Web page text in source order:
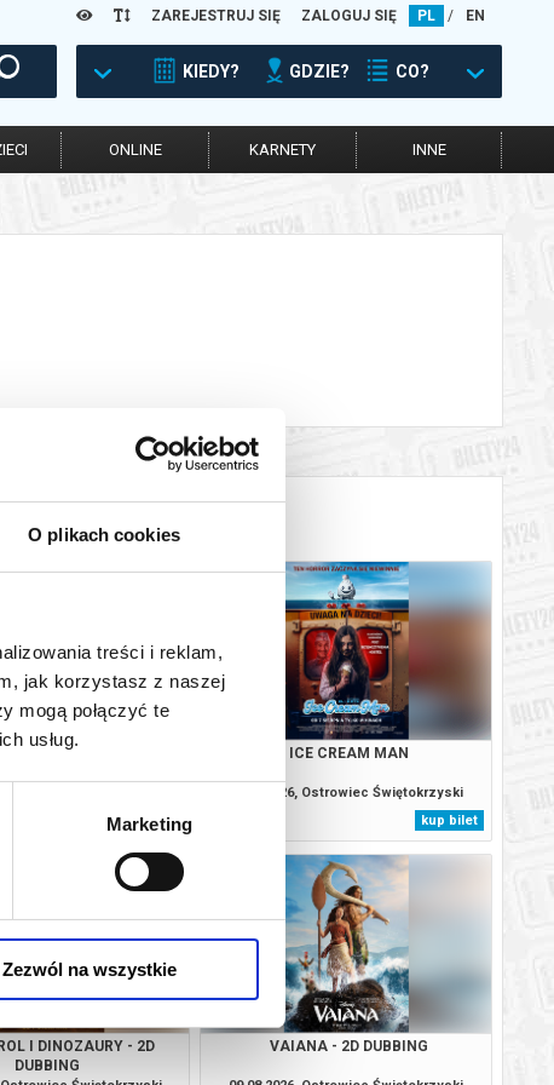
O plikach cookies
treści i reklam,
jak korzystasz z naszej
mogą połączyć te
usług.
Marketing
Zezwól na wszystkie
ZAREJESTRUJ SIĘ ZALOGUJ SIĘ PL / EN
KIEDY? GDZIE? CO?
ONLINE KARNETY INNE
ODYSEJA
kup bilet
ICE CREAM MAN
08.08.2026, Ostrowiec Świętokrzyski
kup bilet
I DINOZAURY - 2D
DUBBING
VAIANA - 2D DUBBING